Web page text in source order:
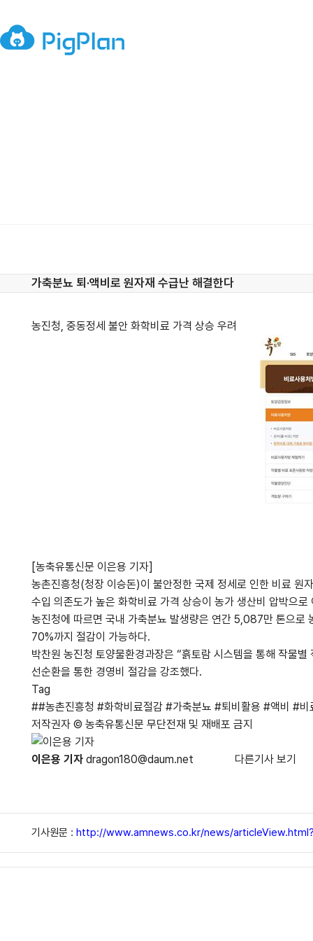
가축분뇨 퇴·액비로 원자재 수급난 해결한다
농진청, 중동정세 불안 화학비료 가격 상승 우려
[농축유통신문 이은용 기자]
농촌진흥청(청장 이승돈)이 불안정한 국제 정세로 인한 비료 원
수입 의존도가 높은 화학비료 가격 상승이 농가 생산비 압박으
농진청에 따르면 국내 가축분뇨 발생량은 연간 5,087만 톤으로
70%까지 절감이 가능하다.
박찬원 농진청 토양물환경과장은 “흙토람 시스템을 통해 작물
선순환을 통한 경영비 절감을 강조했다.
Tag
##농촌진흥청 #화학비료절감 #가축분뇨 #퇴비활용 #액비 #
저작권자 © 농축유통신문 무단전재 및 재배포 금지
이은용 기자 dragon180@daum.net 다른기사 보기
기사원문 : http://www.amnews.co.kr/news/